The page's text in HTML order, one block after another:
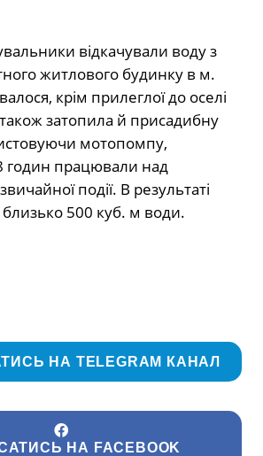
відкачували воду з
житлового будинку в м.
крім прилеглої до оселі
також затопила й присадибну
мотопомпу,
годин працювали над
події. В результаті
близько 500 куб. м води.
НА TELEGRAM КАНАЛ
НА FACEBOOK